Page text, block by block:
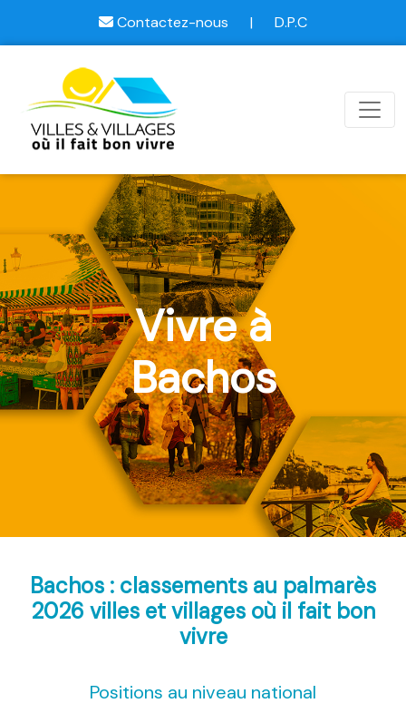
Contactez-nous | D.P.C
Vivre à
Bachos
Bachos : classements au palmarès
2026 villes et villages où il fait bon
vivre
Positions au niveau national